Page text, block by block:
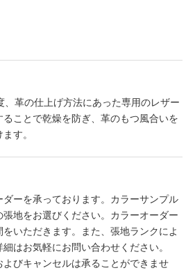
、革の仕上げ方法にあった専用のレザー
ことで乾燥を防ぎ、革のもつ風合いを
す。
ーを承っております。カラーサンプル
地をお選びください。カラーオーダー
いただきます。また、張地ランクによ
はお気軽にお問い合わせください。
びキャンセルは承ることができませ